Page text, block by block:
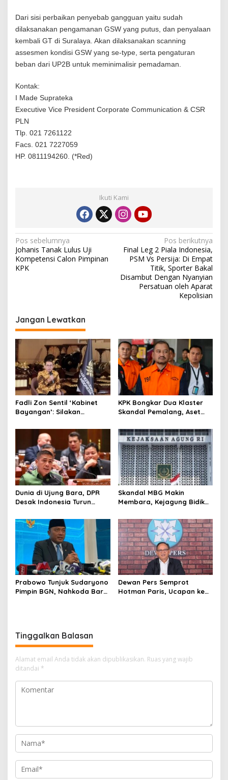
J
a
w
a
Dari sisi perbaikan penyebab gangguan yaitu sudah
dilaksanakan pengamanan GSW yang putus, dan penyalaan
kembali GT di Suralaya. Akan dilaksanakan scanning
assesmen kondisi GSW yang se-type, serta pengaturan
beban dari UP2B untuk meminimalisir pemadaman.
Kontak:
I Made Suprateka
Executive Vice President Corporate Communication & CSR
PLN
Tlp. 021 7261122
Facs. 021 7227059
HP. ‪0811194260. (*Red)
Ikuti Kami
N
a
v
a
s
i
p
o
s
Pos sebelumnya
Johanis Tanak Lulus Uji
Kompetensi Calon Pimpinan
KPK
Pos berikutnya
Final Leg 2 Piala Indonesia,
PSM Vs Persija: Di Empat
Titik, Sporter Bakal
Disambut Dengan Nyanyian
Persatuan oleh Aparat
Kepolisian
Jangan Lewatkan
Fadli Zon Sentil ‘Kabinet
Bayangan’: Silakan
Sekadar Bayangan
KPK Bongkar Dua Klaster
Skandal Pemalang, Aset
Penyidik
Dunia di Ujung Bara, DPR
Desak Indonesia Turun
AS-Iran
Skandal MBG Makin
Membara, Kejagung Bidik
Prabowo Tunjuk Sudaryono
Pimpin BGN, Nahkoda Baru
Dewan Pers Semprot
Hotman Paris, Ucapan ke
Tinggalkan Balasan
Alamat email Anda tidak akan dipublikasikan. Ruas yang wajib
ditandai *